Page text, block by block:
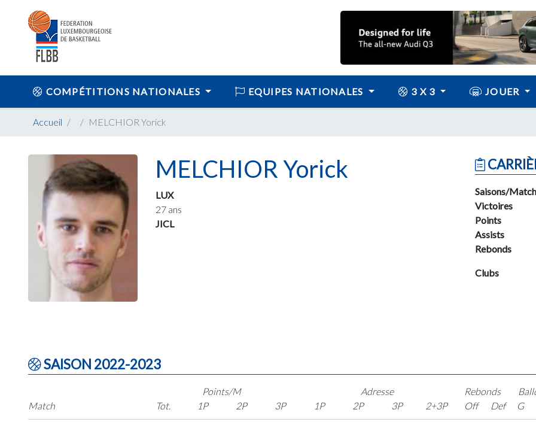
COMPÉTITIONS NATIONALES EQUIPES NATIONALES 3 X 3 JOUER
Accueil MELCHIOR Yorick
MELCHIOR Yorick
LUX
27 ans
JICL
Saisons/
Victoires
Points
Assists
Rebonds
Clubs
SAISON 2022-2023
Match
Points/M
Tot.
1P 2P 3P
Adresse
1P
2P 3P 2+3P
Rebonds
Off
Def
G